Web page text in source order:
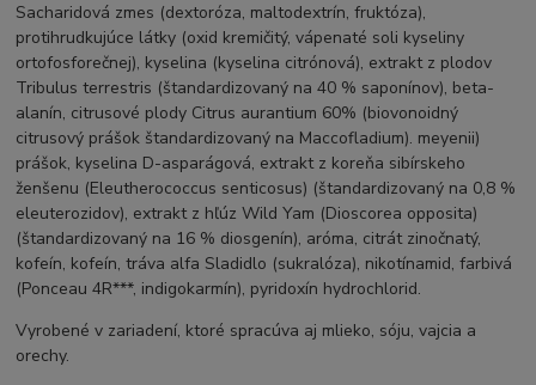
Sacharidová zmes (dextoróza, maltodextrín, fruktóza),
protihrudkujúce látky (oxid kremičitý, vápenaté soli kyseliny
ortofosforečnej), kyselina (kyselina citrónová), extrakt z plodov
Tribulus terrestris (štandardizovaný na 40 % saponínov), beta-
alanín, citrusové plody Citrus aurantium 60% (biovonoidný
citrusový prášok štandardizovaný na Maccofladium). meyenii)
prášok, kyselina D-asparágová, extrakt z koreňa sibírskeho
ženšenu (Eleutherococcus senticosus) (štandardizovaný na 0,8 %
eleuterozidov), extrakt z hľúz Wild Yam (Dioscorea opposita)
(štandardizovaný na 16 % diosgenín), aróma, citrát zinočnatý,
kofeín, kofeín, tráva alfa Sladidlo (sukralóza), nikotínamid, farbivá
(Ponceau 4R***, indigokarmín), pyridoxín hydrochlorid.
Vyrobené v zariadení, ktoré spracúva aj mlieko, sóju, vajcia a
orechy.